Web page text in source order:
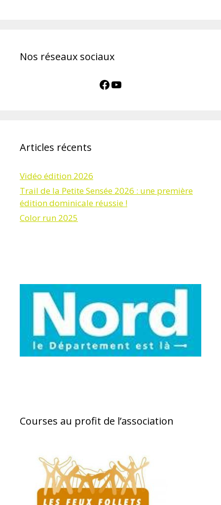
Nos réseaux sociaux
Facebook
YouTube
Articles récents
Vidéo édition 2026
Trail de la Petite Sensée 2026 : une première
édition dominicale réussie !
Color run 2025
Courses au profit de l’association